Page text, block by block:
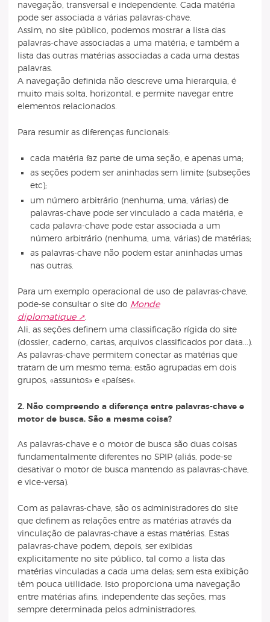
navegação, transversal e independente. Cada matéria
pode ser associada a várias palavras-chave.
Assim, no site público, podemos mostrar a lista das
palavras-chave associadas a uma matéria; e também a
lista das outras matérias associadas a cada uma destas
palavras.
A navegação definida não descreve uma hierarquia, é
muito mais solta, horizontal, e permite navegar entre
elementos relacionados.
Para resumir as diferenças funcionais:
cada matéria faz parte de uma seção, e apenas uma;
as seções podem ser aninhadas sem limite (subseções
etc);
um número arbitrário (nenhuma, uma, várias) de
palavras-chave pode ser vinculado a cada matéria, e
cada palavra-chave pode estar associada a um
número arbitrário (nenhuma, uma, várias) de matérias;
as palavras-chave não podem estar aninhadas umas
nas outras.
Para um exemplo operacional de uso de palavras-chave,
pode-se consultar o site do Monde
diplomatique
.
Ali, as seções definem uma classificação rígida do site
(dossier, caderno, cartas, arquivos classificados por data...).
As palavras-chave permitem conectar as matérias que
tratam de um mesmo tema; estão agrupadas em dois
grupos, «assuntos» e «países».
2. Não compreendo a diferença entre palavras-chave e
motor de busca. São a mesma coisa?
As palavras-chave e o motor de busca são duas coisas
fundamentalmente diferentes no SPIP (aliás, pode-se
desativar o motor de busca mantendo as palavras-chave,
e vice-versa).
Com as palavras-chave, são os administradores do site
que definem as relações entre as matérias através da
vinculação de palavras-chave a estas matérias. Estas
palavras-chave podem, depois, ser exibidas
explicitamente no site público, tal como a lista das
matérias vinculadas a cada uma delas; sem esta exibição
têm pouca utilidade. Isto proporciona uma navegação
entre matérias afins, independente das seções, mas
sempre determinada pelos administradores.